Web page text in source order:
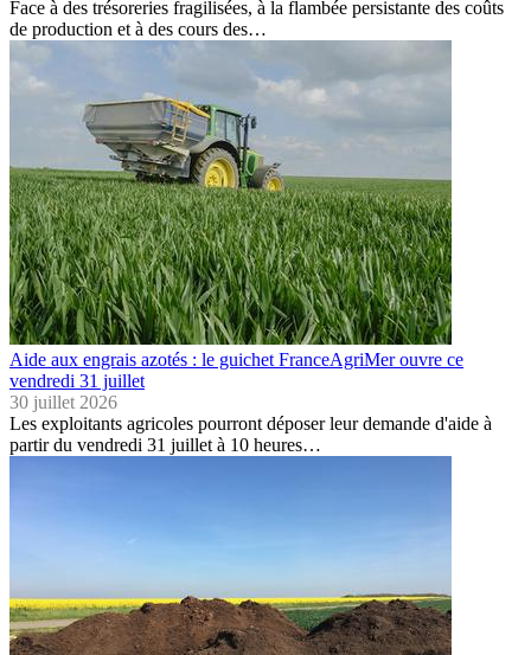
Face à des trésoreries fragilisées, à la flambée persistante des coûts
de production et à des cours des…
Aide aux engrais azotés : le guichet FranceAgriMer ouvre ce
vendredi 31 juillet
30 juillet 2026
Les exploitants agricoles pourront déposer leur demande d'aide à
partir du vendredi 31 juillet à 10 heures…